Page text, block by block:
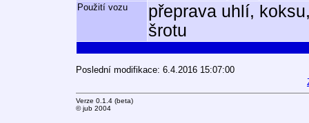
Použití vozu
přeprava uhlí,
šrotu
Poslední modifikace: 6.4.2016 15:07:00
Verze 0.1.4 (beta)
© jub 2004